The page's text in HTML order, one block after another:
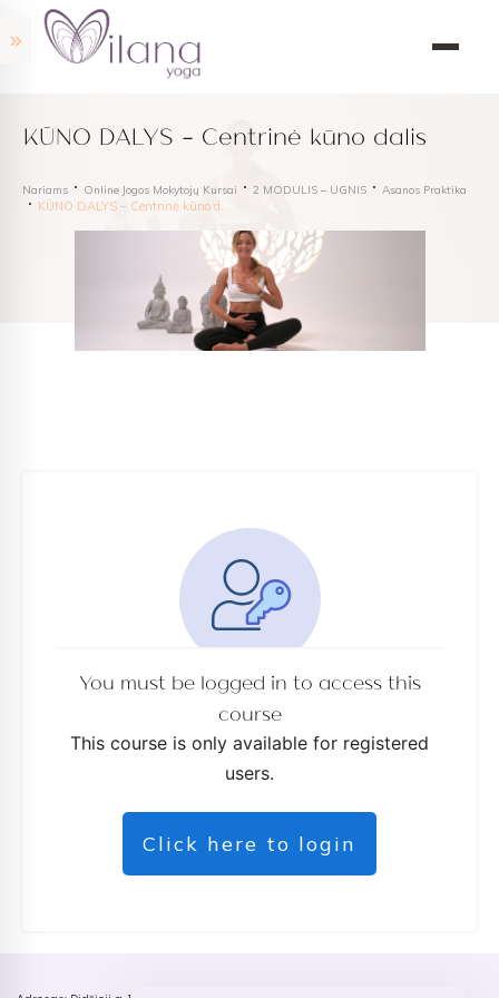
KŪNO DALYS – Centrinė kūno dalis
Nariams Online Jogos Mokytojų Kursai 2 MODULIS – UGNIS Asanos Praktika
KŪNO DALYS – Centrinė kūno dalis
You must be logged in to access this
course
This course is only available for registered
users.
Click here to login